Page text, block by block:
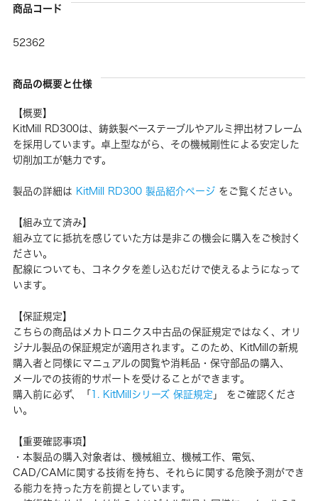
商品コード
52362
商品の概要と仕様
【概要】
KitMill RD300は、鋳鉄製ベーステーブルやアルミ押出材フレーム
を採用しています。卓上型ながら、その機械剛性による安定した
切削加工が魅力です。
製品の詳細は KitMill RD300 製品紹介ページ をご覧ください。
【組み立て済み】
組み立てに抵抗を感じていた方は是非この機会に購入をご検討く
ださい。
配線についても、コネクタを差し込むだけで使えるようになって
います。
【保証規定】
こちらの商品はメカトロニクス中古品の保証規定ではなく、オリ
ジナル製品の保証規定が適用されます。このため、KitMillの新規
購入者と同様にマニュアルの閲覧や消耗品・保守部品の購入、
メールでの技術的サポートを受けることができます。
購入前に必ず、「1. KitMillシリーズ 保証規定 」 をご確認くださ
い。
【重要確認事項】
・本製品の購入対象者は、機械組立、機械工作、電気、
CAD/CAMに関する技術を持ち、それらに関する危険予測ができ
る能力を持った方を前提としています。